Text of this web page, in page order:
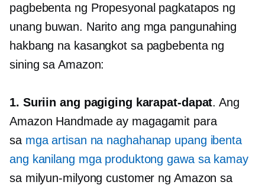
pagbebenta ng Propesyonal pagkatapos ng
unang buwan. Narito ang mga pangunahing
hakbang na kasangkot sa pagbebenta ng
sining sa Amazon:
1. Suriin ang pagiging karapat-dapat. Ang
Amazon Handmade ay magagamit para
sa mga artisan na naghahanap upang ibenta
ang kanilang mga produktong gawa sa kamay
sa milyun-milyong customer ng Amazon sa